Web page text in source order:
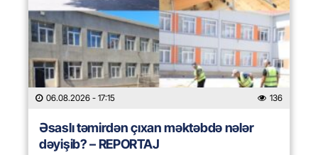
06.08.2026 - 17:15 136
Əsaslı təmirdən çıxan məktəbdə nələr
dəyişib? – REPORTAJ